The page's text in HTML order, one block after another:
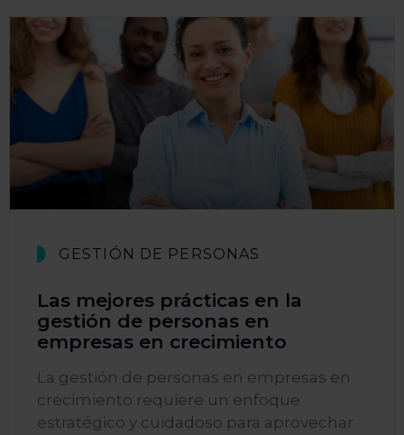
GESTIÓN DE PERSONAS
Las mejores prácticas en la
gestión de personas en
empresas en crecimiento
La gestión de personas en empresas en
crecimiento requiere un enfoque
estratégico y cuidadoso para aprovechar